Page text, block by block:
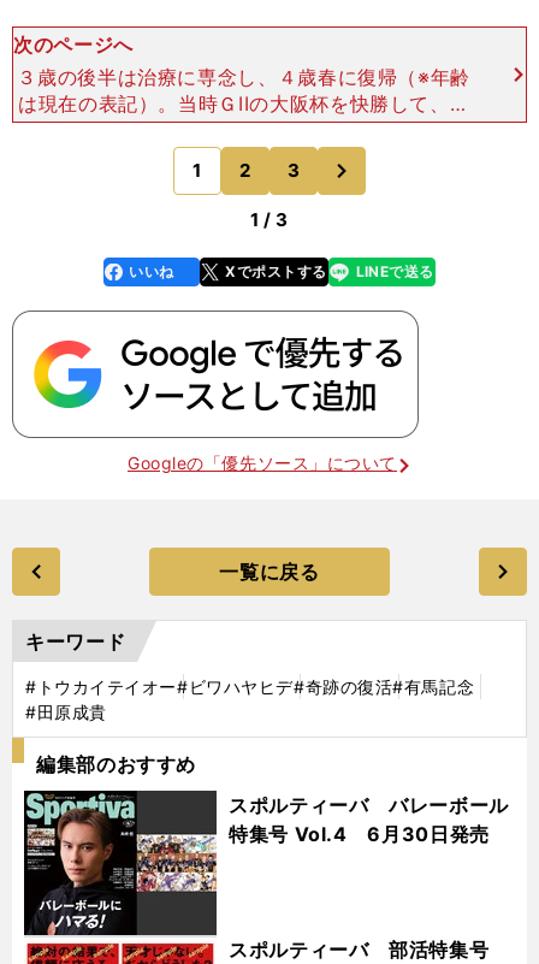
次のページへ
３歳の後半は治療に専念し、４歳春に復帰（※年齢
は現在の表記）。当時ＧIIの大阪杯を快勝して、通
算７戦７勝としたが、無敗記録はここまで。続くＧ
Ｉ天皇賞・春で５着に敗れると、もはや「負けない
馬」ではなくな
1 2 3
のページへ
1 / 3
faceboo
k
いいね Xでポストする
line LINEで送る
Googleの「優先ソース」について
一覧に戻る
キーワード
#トウカイテイオー#ビワハヤヒデ#奇跡の復活#有馬記念
#田原成貴
編集部のおすすめ
スポルティーバ バレーボール
特集号 Vol.4 6月30日発売
スポルティーバ 部活特集号